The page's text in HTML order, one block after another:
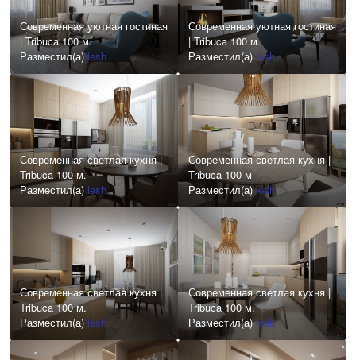
Современная уютная гостиная
| Tribuca 100 м.
Разместил(а)lesh
Современная уютная гостиная
| Tribuca 100 м.
Разместил(а)lesh
Современная светлая кухня |
Tribuca 100 м.
Разместил(а) lesh
Современная светлая кухня |
Tribuca 100 м
Разместил(а)lesh
Современная светлая кухня |
Tribuca 100 м.
Разместил(а) lesh
Современная светлая кухня |
Tribuca 100 м.
Разместил(а)lesh